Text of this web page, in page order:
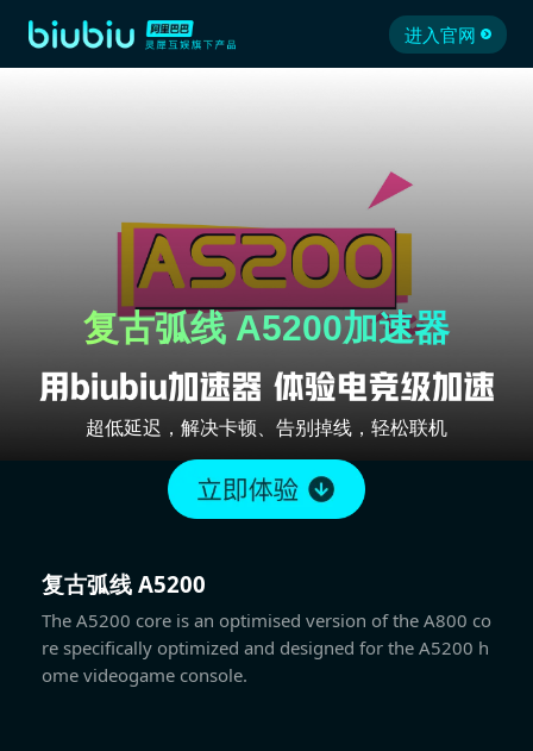
进入官网
复古弧线 A5200加速器
超低延迟，解决卡顿、告别掉线，轻松联机
复古弧线 A5200
The A5200 core is an optimised version of the A800 co
re specifically optimized and designed for the A5200 h
ome videogame console.